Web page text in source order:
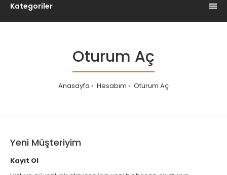
Kategoriler
Oturum Aç
Anasayfa Hesabım Oturum Aç
Yeni Müşteriyim
Kayıt Ol